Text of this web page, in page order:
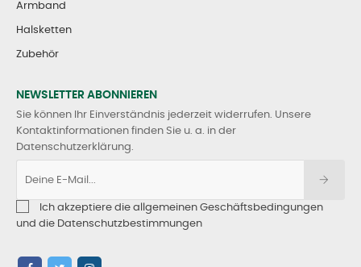
Armband
Halsketten
Zubehör
NEWSLETTER ABONNIEREN
Sie können Ihr Einverständnis jederzeit widerrufen. Unsere
Kontaktinformationen finden Sie u. a. in der
Datenschutzerklärung.
Ich akzeptiere die allgemeinen Geschäftsbedingungen
und die Datenschutzbestimmungen